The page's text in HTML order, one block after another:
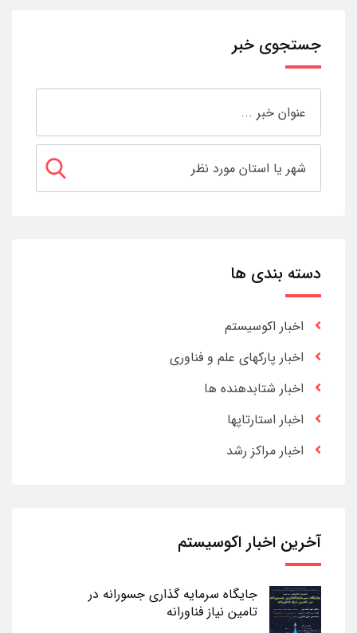
جستجوی خبر
دسته بندی ها
اخبار اکوسیستم
اخبار پارکهای علم و فناوری
اخبار شتابدهنده ها
اخبار استارتاپها
اخبار مراکز رشد
آخرین اخبار اکوسیستم
جایگاه سرمایه گذاری جسورانه در
تامین نیاز فناورانه